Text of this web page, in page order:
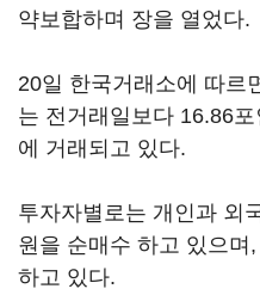
약보합하며 장을 열었다.
20일 한국거래소에 따르
는 전거래일보다 16.86
에 거래되고 있다.
투자자별로는 개인과 외
원을 순매수 하고 있으며
하고 있다.